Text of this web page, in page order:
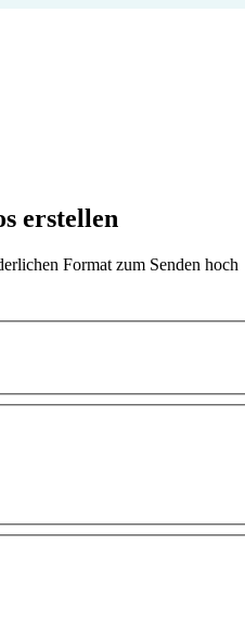
erstellen
Format zum Senden hoch